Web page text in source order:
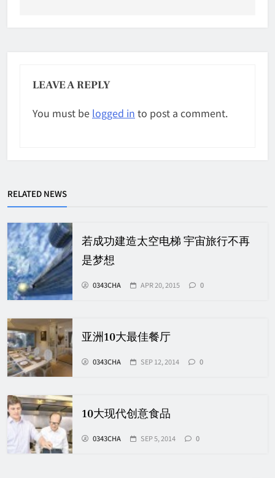
LEAVE A REPLY
You must be logged in to post a comment.
RELATED NEWS
若成功建造太空电梯 宇宙旅行不再
是梦想
0343CHA APR 20, 2015 0
亚洲10大最佳餐厅
0343CHA SEP 12, 2014 0
10大现代创意食品
0343CHA SEP 5, 2014 0